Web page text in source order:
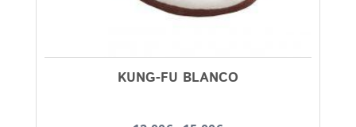
KUNG-FU BLANCO